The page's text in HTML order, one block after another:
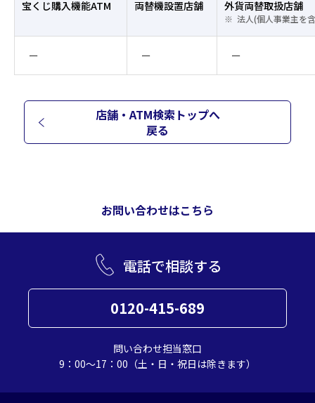
宝くじ購入機能ATM 両替機設置店舗 外貨両替取扱店舗
法人(個人事業主を
ー ー ー
店舗・ATM検索トップへ
戻る
お問い合わせはこちら
電話で相談する
0120-415-689
問い合わせ担当窓口
9：00～17：00（土・日・祝日は除きます）